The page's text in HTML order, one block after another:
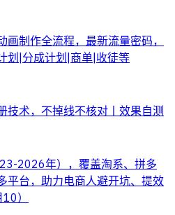
制作全流程，最新流量密码，
划|分成计划|商单|收徒等
技术，不掉线不核对丨效果自测
2026年），覆盖淘系、拼多
平台，助力电商人避开坑、提效
）